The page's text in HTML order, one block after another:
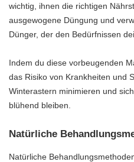
wichtig, ihnen die richtigen
ausgewogene Düngung und
Dünger, der den Bedürfnissen
Indem du diese vorbeugenden
das Risiko von Krankheiten und
Winterastern minimieren und
blühend bleiben.
Natürliche
Natürliche